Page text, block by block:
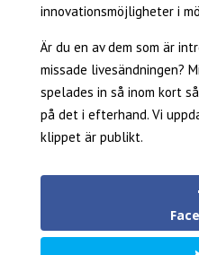
innovationsmöjligheter i
Är du en av dem som är
missade livesändningen?
spelades in så inom kort
på det i efterhand. Vi
klippet är publikt.